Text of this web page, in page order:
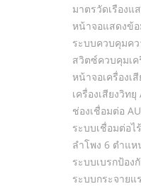
มาตรวัดเรืองแ
หน้าจอแสดงข้
ระบบควบคุมค
สวิตซ์ควบคุมเค
หน้าจอเครื่องเ
เครื่องเสียงวิท
ช่องเชื่อมต่อ
ระบบเชื่อมต่อไ
ลำโพง 6 ตำแห
ระบบเบรกป้อง
ระบบกระจายแ